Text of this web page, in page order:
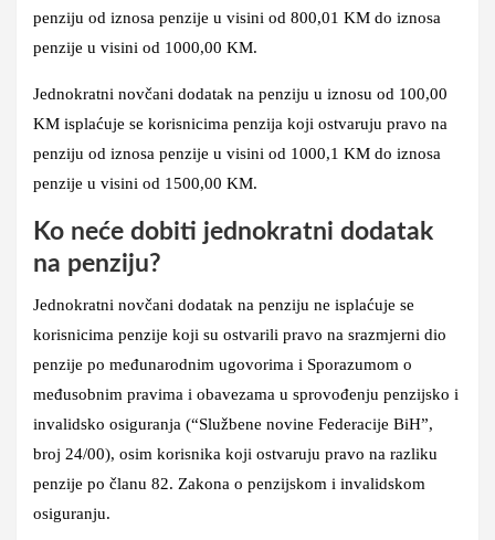
penziju od iznosa penzije u visini od 800,01 KM do iznosa
penzije u visini od 1000,00 KM.
Jednokratni novčani dodatak na penziju u iznosu od 100,00
KM isplaćuje se korisnicima penzija koji ostvaruju pravo na
penziju od iznosa penzije u visini od 1000,1 KM do iznosa
penzije u visini od 1500,00 KM.
Ko neće dobiti jednokratni dodatak
na penziju?
Jednokratni novčani dodatak na penziju ne isplaćuje se
korisnicima penzije koji su ostvarili pravo na srazmjerni dio
penzije po međunarodnim ugovorima i Sporazumom o
međusobnim pravima i obavezama u sprovođenju penzijsko i
invalidsko osiguranja (“Službene novine Federacije BiH”,
broj 24/00), osim korisnika koji ostvaruju pravo na razliku
penzije po članu 82. Zakona o penzijskom i invalidskom
osiguranju.